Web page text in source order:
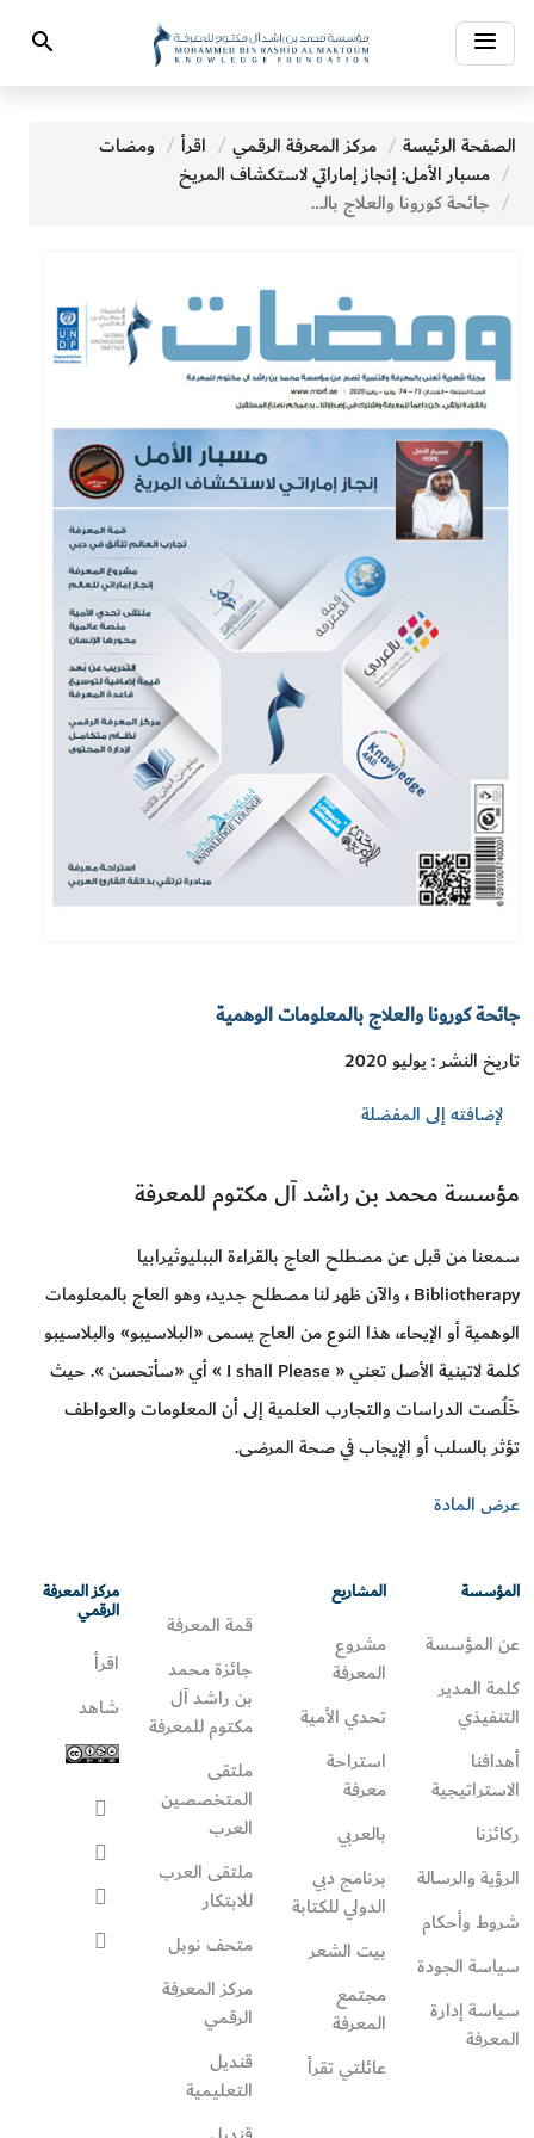
Toggle
navigation
Search
الصفحة الرئيسة مركز المعرفة الرقمي اقرأ
ومضات
مسبار الأمل: إنجاز إماراتي لاستكشاف المريخ
جائحة كورونا والعلاج بالمعلومات الوهمية
جائحة كورونا والعلاج بالمعلومات الوهمية
تاريخ النشر : يوليو 2020
لإضافته إلى المفضلة
مؤسسة محمد بن راشد آل مكتوم للمعرفة
سمعنا من قبل عن مصطلح العاج بالقراءة الببليوثيرابيا
Bibliotherapy ، والآن ظهر لنا مصطلح جديد، وهو العاج بالمعلومات
الوهمية أو الإيحاء، هذا النوع من العاج يسمى «البلاسيبو» والبلاسيبو
كلمة لاتينية الأصل تعني « I shall Please » أي «سأتحسن ». حيث
خَلُصت الدراسات والتجارب العلمية إلى أن المعلومات والعواطف
تؤثر بالسلب أو الإيجاب في صحة المرضى.
عرض المادة
المؤسسة
عن المؤسسة
كلمة المدير
التنفيذي
أهدافنا
الاستراتيجية
ركائزنا
الرؤية والرسالة
شروط وأحكام
سياسة الجودة
سياسة إدارة
المعرفة
المشاريع
مشروع
المعرفة
تحدي الأمية
استراحة
معرفة
بالعربي
برنامج دبي
الدولي للكتابة
بيت الشعر
مجتمع
المعرفة
عائلتي تقرأ‎
قمة المعرفة
جائزة محمد
بن راشد آل
مكتوم للمعرفة
ملتقى
المتخصصين
العرب
ملتقى العرب
للابتكار
متحف نوبل
مركز المعرفة
الرقمي
قنديل
التعليمية
مركز المعرفة
الرقمي
اقرأ
شاهد